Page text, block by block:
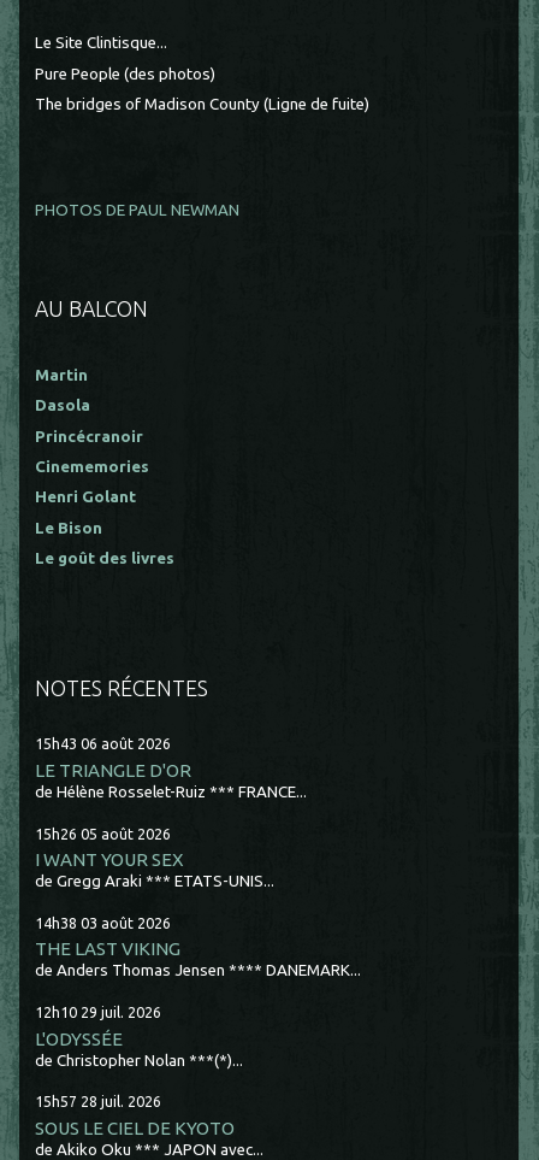
Le Site Clintisque...
Pure People (des photos)
The bridges of Madison County (Ligne de fuite)
PHOTOS DE PAUL NEWMAN
AU BALCON
Martin
Dasola
Princécranoir
Cinememories
Henri Golant
Le Bison
Le goût des livres
NOTES RÉCENTES
15h43 06 août 2026
LE TRIANGLE D'OR
de Hélène Rosselet-Ruiz *** FRANCE...
15h26 05 août 2026
I WANT YOUR SEX
de Gregg Araki *** ETATS-UNIS...
14h38 03 août 2026
THE LAST VIKING
de Anders Thomas Jensen **** DANEMARK...
12h10 29 juil. 2026
L'ODYSSÉE
de Christopher Nolan ***(*)...
15h57 28 juil. 2026
SOUS LE CIEL DE KYOTO
de Akiko Oku *** JAPON avec...